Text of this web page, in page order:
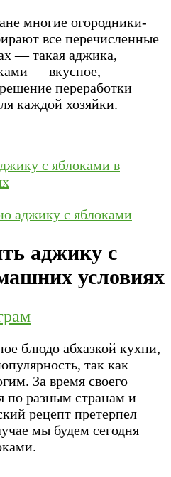
многие огородники-
все перечисленные
— такая аджика,
— вкусное,
переработки
каждой хозяйки.
с яблоками в
аджику с яблоками
аджику с
условиях
блюдо абхазкой кухни,
так как
За время своего
по разным странам и
рецепт претерпел
мы будем сегодня